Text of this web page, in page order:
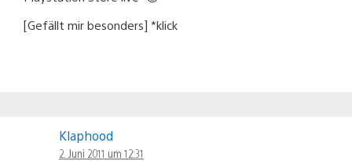
[Gefällt mir besonders] *klick
Klaphood
2. Juni 2011 um 12:31